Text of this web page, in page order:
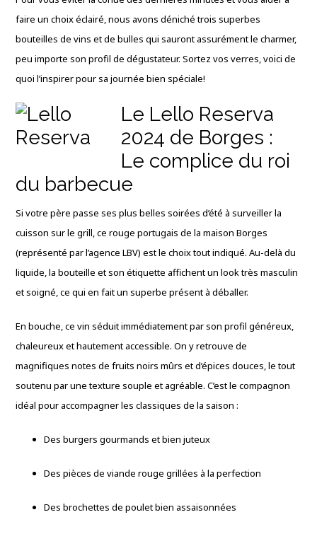
faire un choix éclairé, nous avons déniché trois superbes
bouteilles de vins et de bulles qui sauront assurément le charmer,
peu importe son profil de dégustateur. Sortez vos verres, voici de
quoi l’inspirer pour sa journée bien spéciale!
Le Lello Reserva
2024 de Borges :
Le complice du roi
du barbecue
Si votre père passe ses plus belles soirées d’été à surveiller la
cuisson sur le grill, ce rouge portugais de la maison Borges
(représenté par l’agence LBV) est le choix tout indiqué. Au-delà du
liquide, la bouteille et son étiquette affichent un look très masculin
et soigné, ce qui en fait un superbe présent à déballer.
En bouche, ce vin séduit immédiatement par son profil généreux,
chaleureux et hautement accessible. On y retrouve de
magnifiques notes de fruits noirs mûrs et d’épices douces, le tout
soutenu par une texture souple et agréable. C’est le compagnon
idéal pour accompagner les classiques de la saison :
Des burgers gourmands et bien juteux
Des pièces de viande rouge grillées à la perfection
Des brochettes de poulet bien assaisonnées